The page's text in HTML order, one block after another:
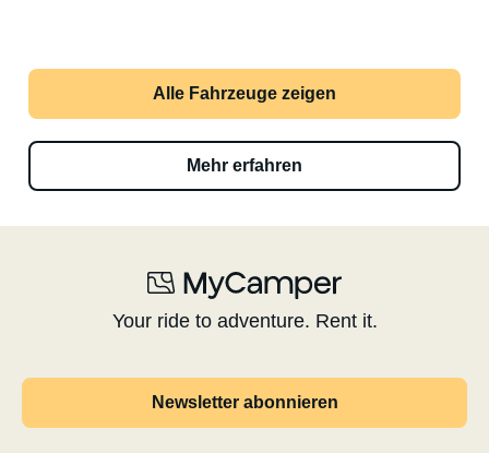
Alle Fahrzeuge zeigen
Mehr erfahren
Your ride to adventure. Rent it.
Newsletter abonnieren